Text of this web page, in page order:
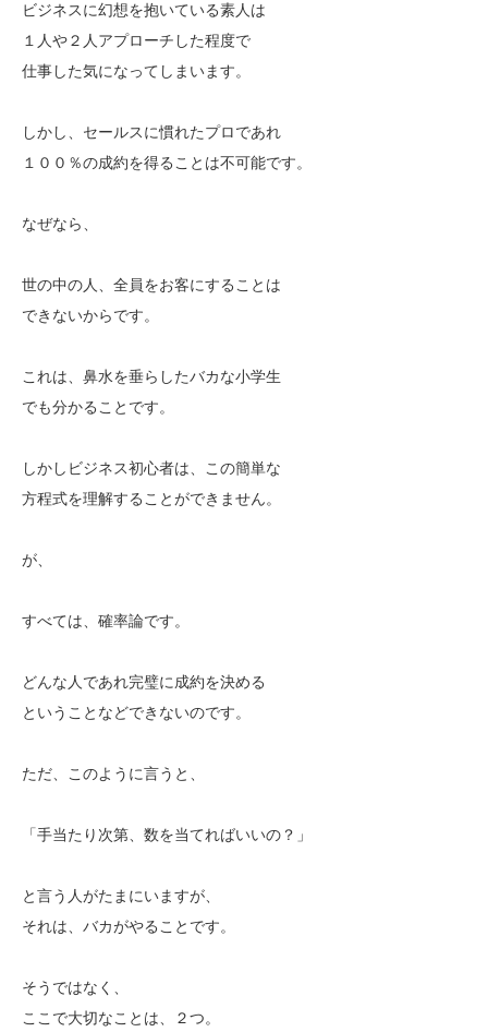
ビジネスに幻想を抱いている素人は
１人や２人アプローチした程度で
仕事した気になってしまいます。
しかし、セールスに慣れたプロであれ
１００％の成約を得ることは不可能です。
なぜなら、
世の中の人、全員をお客にすることは
できないからです。
これは、鼻水を垂らしたバカな小学生
でも分かることです。
しかしビジネス初心者は、この簡単な
方程式を理解することができません。
が、
すべては、確率論です。
どんな人であれ完璧に成約を決める
ということなどできないのです。
ただ、このように言うと、
「手当たり次第、数を当てればいいの？」
と言う人がたまにいますが、
それは、バカがやることです。
そうではなく、
ここで大切なことは、２つ。